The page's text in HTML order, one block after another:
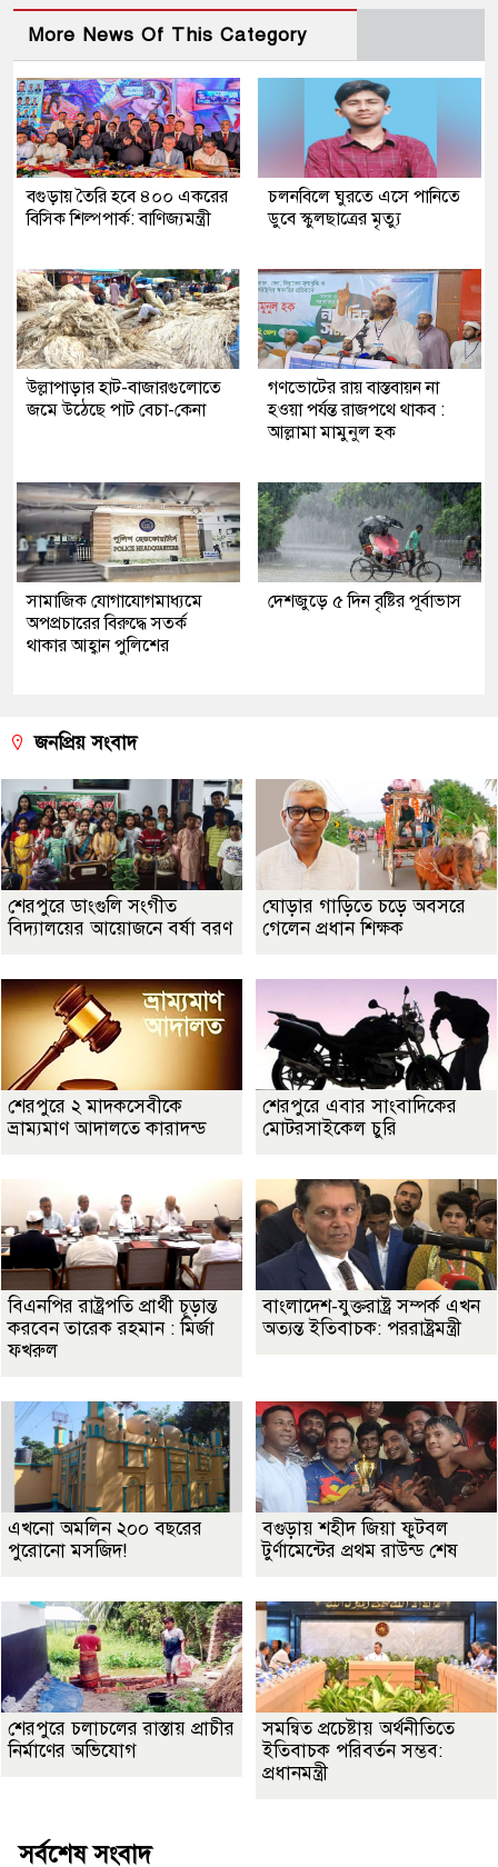
More News Of This Category
বগুড়ায় তৈরি হবে ৪০০ একরের
বিসিক শিল্পপার্ক: বাণিজ্যমন্ত্রী
চলনবিলে ঘুরতে এসে পানিতে
ডুবে স্কুলছাত্রের মৃত্যু
উল্লাপাড়ার হাট-বাজারগুলোতে
জমে উঠেছে পাট বেচা-কেনা
গণভোটের রায় বাস্তবায়ন না
হওয়া পর্যন্ত রাজপথে থাকব :
আল্লামা মামুনুল হক
সামাজিক যোগাযোগমাধ্যমে
অপপ্রচারের বিরুদ্ধে সতর্ক
থাকার আহ্বান পুলিশের
দেশজুড়ে ৫ দিন বৃষ্টির পূর্বাভাস
জনপ্রিয় সংবাদ
শেরপুরে ডাংগুলি সংগীত
বিদ্যালয়ের আয়োজনে বর্ষা বরণ
ঘোড়ার গাড়িতে চড়ে অবসরে
গেলেন প্রধান শিক্ষক
শেরপুরে ২ মাদকসেবীকে
ভ্রাম্যমাণ আদালতে কারাদন্ড
শেরপুরে এবার সাংবাদিকের
মোটরসাইকেল চুরি
বিএনপির রাষ্ট্রপতি প্রার্থী চূড়ান্ত
করবেন তারেক রহমান : মির্জা
ফখরুল
বাংলাদেশ-যুক্তরাষ্ট্র সম্পর্ক এখন
অত্যন্ত ইতিবাচক: পররাষ্ট্রমন্ত্রী
এখনো অমলিন ২০০ বছরের
পুরোনো মসজিদ!
বগুড়ায় শহীদ জিয়া ফুটবল
টুর্ণামেন্টের প্রথম রাউন্ড শেষ
শেরপুরে চলাচলের রাস্তায় প্রাচীর
নির্মাণের অভিযোগ
সমন্বিত প্রচেষ্টায় অর্থনীতিতে
ইতিবাচক পরিবর্তন সম্ভব:
প্রধানমন্ত্রী
সর্বশেষ সংবাদ